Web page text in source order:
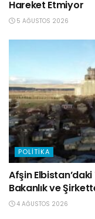
Hareket Etmiyor
5 AĞUSTOS 2026
POLITIKA
Afşin
Bakanlık ve
4 AĞUSTOS 2026